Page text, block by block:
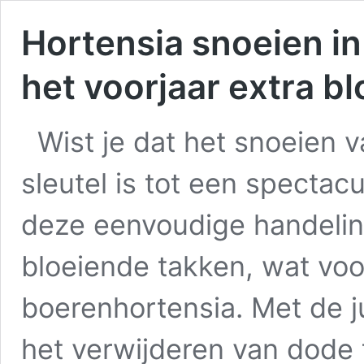
Hortensia snoeien
het voorjaar extra
Wist je dat het snoeien
sleutel is tot een
deze eenvoudige
bloeiende takken, wat
boerenhortensia. Met de
het verwijderen van